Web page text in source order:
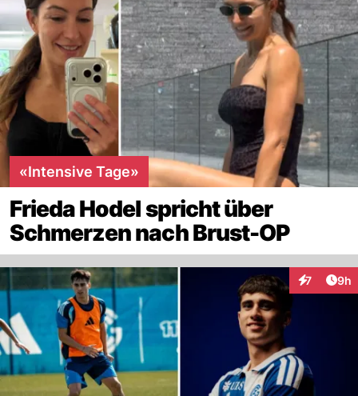
«Intensive Tage»
Frieda Hodel spricht über
Schmerzen nach Brust-OP
7 9h